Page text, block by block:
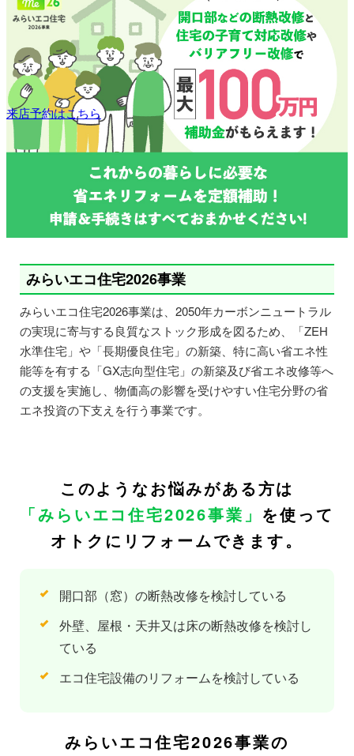
来店予約はこちら
みらいエコ住宅2026事業
みらいエコ住宅2026事業は、2050年カーボンニュートラル
の実現に寄与する良質なストック形成を図るため、「ZEH
水準住宅」や「長期優良住宅」の新築、特に高い省エネ性
能等を有する「GX志向型住宅」の新築及び省エネ改修等へ
の支援を実施し、物価高の影響を受けやすい住宅分野の省
エネ投資の下支えを行う事業です。
このようなお悩みがある方は
「みらいエコ住宅2026事業」 を使って
オトクにリフォームできます。
開口部（窓）の断熱改修を検討している
外壁、屋根・天井又は床の断熱改修を検討し
ている
エコ住宅設備のリフォームを検討している
みらいエコ住宅2026事業の